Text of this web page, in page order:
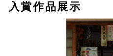
入賞作品展示